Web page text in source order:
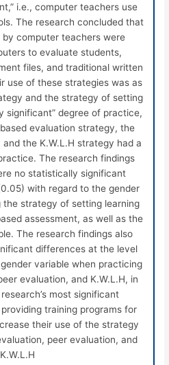
i.e., computer teachers use
The research concluded that
computer teachers were
to evaluate students,
files, and traditional written
use of these strategies was as
and the strategy of setting
significant” degree of practice,
evaluation strategy, the
the K.W.L.H strategy had a
The research findings
no statistically significant
with regard to the gender
strategy of setting learning
assessment, as well as the
The research findings also
differences at the level
variable when practicing
evaluation, and K.W.L.H, in
most significant
training programs for
their use of the strategy
peer evaluation, and
K.W.L.H.